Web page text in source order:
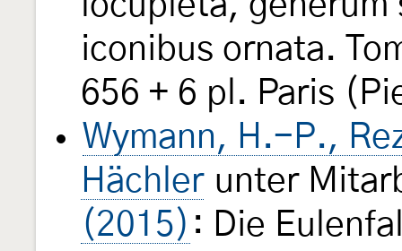
iconibus ornata.
656 + 6 pl. Paris
Wymann, H.-P.,
Hächler unter
(2015) : Die